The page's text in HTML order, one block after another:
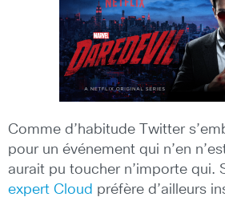
Comme d’habitude Twitter
pour un événement qui n’en
aurait pu toucher n’importe qui.
expert Cloud préfère d’ailleurs